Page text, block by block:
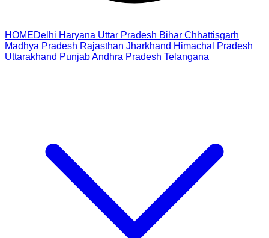
HOMEDelhi Haryana Uttar Pradesh Bihar Chhattisgarh
Madhya Pradesh Rajasthan Jharkhand Himachal Pradesh
Uttarakhand PunjabAndhra Pradesh Telangana